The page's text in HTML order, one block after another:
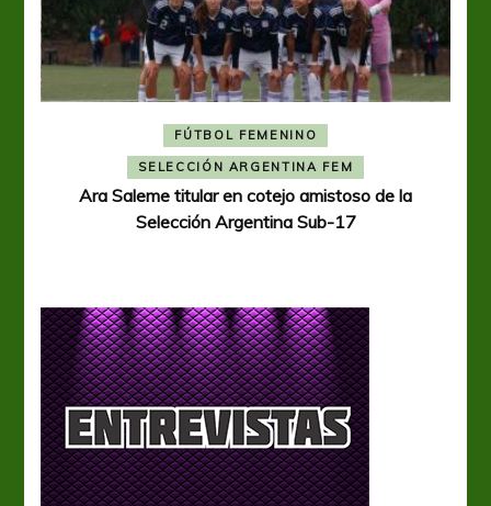
FÚTBOL FEMENINO
SELECCIÓN ARGENTINA FEM
Ara Saleme titular en cotejo amistoso de la
Selección Argentina Sub-17